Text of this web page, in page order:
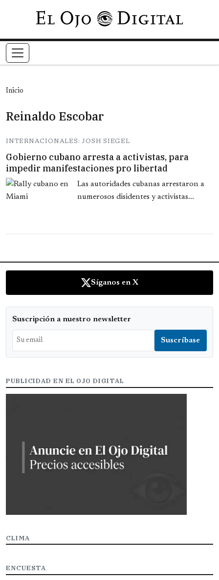
Pasar al contenido principal
Inicio
Reinaldo Escobar
INTERNACIONALES: JOSH SIEGEL
Gobierno cubano arresta a activistas, para
impedir manifestaciones pro libertad
Las autoridades cubanas arrestaron a
numerosos disidentes y activistas...
Síganos en X
Suscripción a nuestro newsletter
PUBLICIDAD EN EL OJO DIGITAL
CLIMA
ENCUESTA